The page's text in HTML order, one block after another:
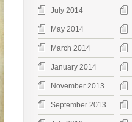
July 2014
May 2014
March 2014
January 2014
November 2013
September 2013